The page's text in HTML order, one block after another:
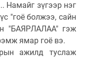
Намайг зүгээр нэг
"гоё болжээ, сайн
"БАЯРЛАЛАА" гэж
ямар гоё вэ.
ажилд туслаж